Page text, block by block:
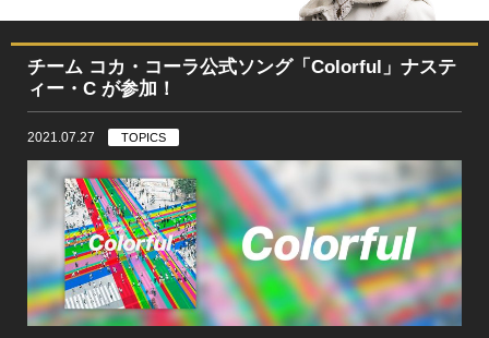
チーム コカ・コーラ公式ソング「Colorful」ナステ
ィー・C が参加！
2021.07.27 TOPICS